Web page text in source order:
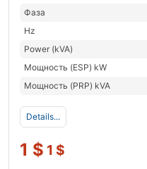
Фаза
Hz
Power (kVA)
Мощность (ESP) kW
Мощность (PRP) kVA
Details...
1 $ 1 $